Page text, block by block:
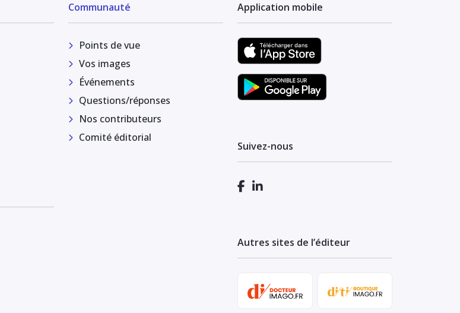
Communauté
Points de vue
Vos images
Événements
Questions/réponses
Nos contributeurs
Comité éditorial
Application mobile
Suivez-nous
Autres sites de l’éditeur